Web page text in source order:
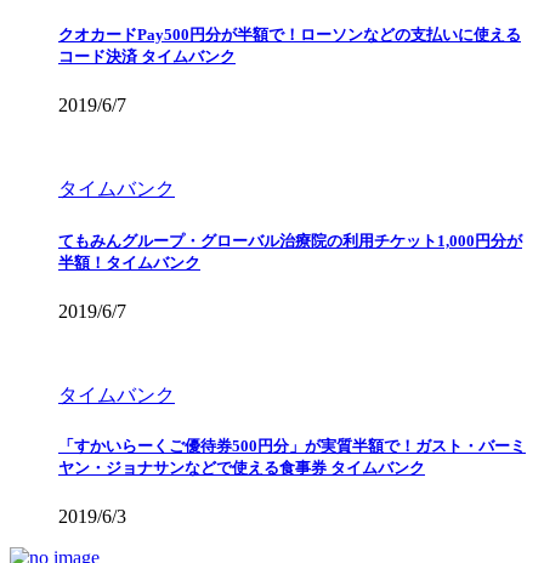
クオカードPay500円分が半額で！ローソンなどの支払いに使える
コード決済 タイムバンク
2019/6/7
タイムバンク
てもみんグループ・グローバル治療院の利用チケット1,000円分が
半額！タイムバンク
2019/6/7
タイムバンク
「すかいらーくご優待券500円分」が実質半額で！ガスト・バーミ
ヤン・ジョナサンなどで使える食事券 タイムバンク
2019/6/3